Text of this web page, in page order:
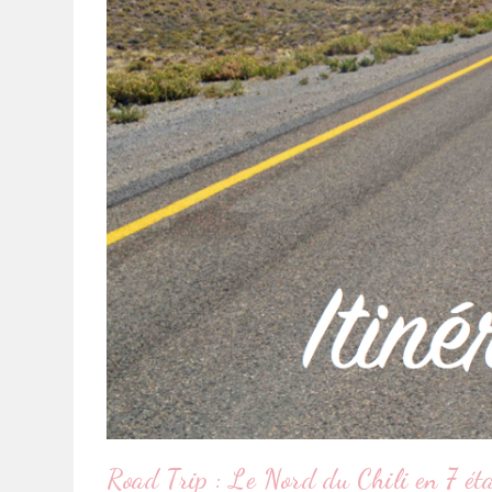
Road Trip : Le Nord du Chili en 7